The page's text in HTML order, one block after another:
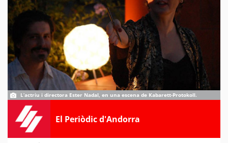
L’actriu i directora Ester Nadal, en una escena de Kabarett-Protokoll.
El Periòdic d'Andorra